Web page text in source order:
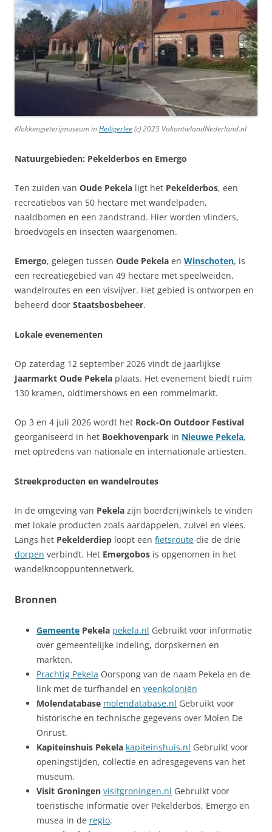
Klokkengieterijmuseum inHeiligerlee(c) 2025 VakantielandNederland.nl
Natuurgebieden: Pekelderbos en Emergo
Ten zuiden van Oude Pekela ligt het Pekelderbos, een
recreatiebos van 50 hectare met wandelpaden,
naaldbomen en een zandstrand. Hier worden vlinders,
broedvogels en insecten waargenomen.
Emergo, gelegen tussen Oude Pekela en Winschoten, is
een recreatiegebied van 49 hectare met speelweiden,
wandelroutes en een visvijver. Het gebied is ontworpen en
beheerd door Staatsbosbeheer.
Lokale evenementen
Op zaterdag 12 september 2026 vindt de jaarlijkse
Jaarmarkt Oude Pekela plaats. Het evenement biedt ruim
130 kramen, oldtimershows en een rommelmarkt.
Op 3 en 4 juli 2026 wordt het Rock-On Outdoor Festival
georganiseerd in het Boekhovenpark in Nieuwe Pekela,
met optredens van nationale en internationale artiesten.
Streekproducten en wandelroutes
In de omgeving van Pekela zijn boerderijwinkels te vinden
met lokale producten zoals aardappelen, zuivel en vlees.
Langs het Pekelderdiep loopt een fietsroute die de drie
dorpen verbindt. Het Emergobos is opgenomen in het
wandelknooppuntennetwerk.
Bronnen
Gemeente Pekela pekela.nl Gebruikt voor informatie
over gemeentelijke indeling, dorpskernen en
markten.
Prachtig Pekela Oorspong van de naam Pekela en de
link met de turfhandel en veenkoloniën
Molendatabase molendatabase.nl Gebruikt voor
historische en technische gegevens over Molen De
Onrust.
Kapiteinshuis Pekela kapiteinshuis.nl Gebruikt voor
openingstijden, collectie en adresgegevens van het
museum.
Visit Groningen visitgroningen.nl Gebruikt voor
toeristische informatie over Pekelderbos, Emergo en
musea in de regio.